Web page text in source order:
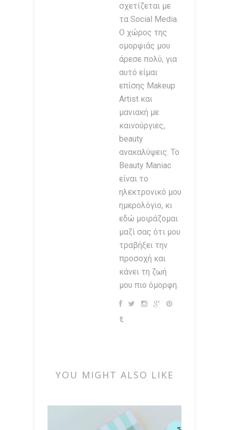
σχετίζεται με
τα Social Media.
Ο χώρος της
ομορφιάς μου
άρεσε πολύ, για
αυτό είμαι
επίσης Makeup
Artist και
μανιακή με
καινούργιες,
beauty
ανακαλύψεις. Το
Beauty Maniac
είναι το
ηλεκτρονικό μου
ημερολόγιο, κι
εδώ μοιράζομαι
μαζί σας ότι μου
τραβήξει την
προσοχή και
κάνει τη ζωή
μου πιο όμορφη.
YOU MIGHT ALSO LIKE